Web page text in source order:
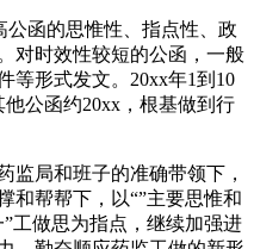
函的思惟性、指点性、政
对时效性较短的公函，一般
等形式发文。20xx年1到10
公函约20xx，根基做到行
局和班子的准确带领下，
和帮帮下，以“”主要思惟和
工做思为指点，继续加强进